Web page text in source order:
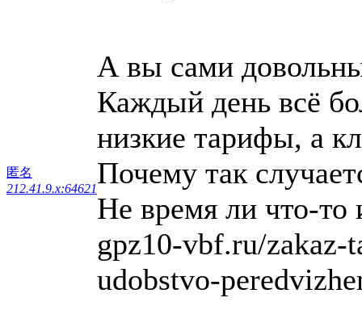
匿名
212.41.9.x:64621
А вы сами
Каждый день всё
низкие тарифы, а
Почему так
Не время ли что-
gpz10-vbf.ru/
udobstvo-